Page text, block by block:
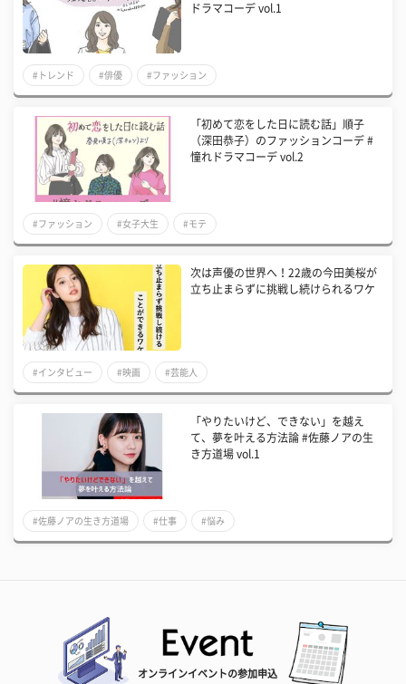
ドラマコーデ vol.1
#トレンド #俳優 #ファッション
「初めて恋をした日に読む話」順子
（深田恭子）のファッションコーデ #
憧れドラマコーデ vol.2
#ファッション #女子大生 #モテ
次は声優の世界へ！22歳の今田美桜が
立ち止まらずに挑戦し続けられるワケ
#インタビュー #映画 #芸能人
「やりたいけど、できない」を越え
て、夢を叶える方法論 #佐藤ノアの生
き方道場 vol.1
#佐藤ノアの生き方道場 #仕事 #悩み
オンラインイベントの参加申込